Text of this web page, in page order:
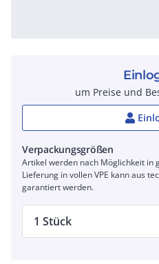
um Preise und
Verpackungsgrößen
Artikel werden nach Möglichkeit in
Lieferung in vollen VPE kann aus
garantiert werden.
1 Stück